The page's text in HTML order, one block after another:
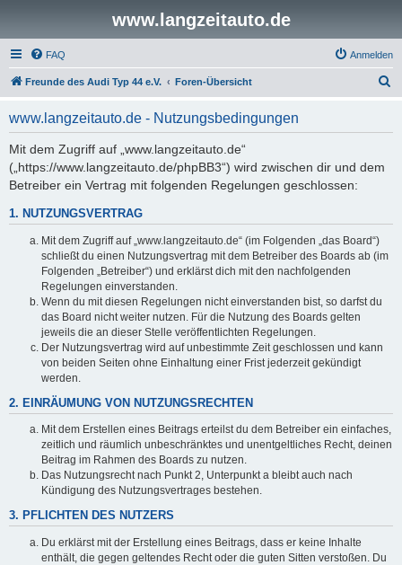
www.langzeitauto.de
FAQ Anmelden
Freunde des Audi Typ 44 e.V. Foren-Übersicht
www.langzeitauto.de - Nutzungsbedingungen
Mit dem Zugriff auf „www.langzeitauto.de“
(„https://www.langzeitauto.de/phpBB3“) wird zwischen dir und dem
Betreiber ein Vertrag mit folgenden Regelungen geschlossen:
1. NUTZUNGSVERTRAG
Mit dem Zugriff auf „www.langzeitauto.de“ (im Folgenden „das Board“)
schließt du einen Nutzungsvertrag mit dem Betreiber des Boards ab (im
Folgenden „Betreiber“) und erklärst dich mit den nachfolgenden
Regelungen einverstanden.
Wenn du mit diesen Regelungen nicht einverstanden bist, so darfst du
das Board nicht weiter nutzen. Für die Nutzung des Boards gelten
jeweils die an dieser Stelle veröffentlichten Regelungen.
Der Nutzungsvertrag wird auf unbestimmte Zeit geschlossen und kann
von beiden Seiten ohne Einhaltung einer Frist jederzeit gekündigt
werden.
2. EINRÄUMUNG VON NUTZUNGSRECHTEN
Mit dem Erstellen eines Beitrags erteilst du dem Betreiber ein einfaches,
zeitlich und räumlich unbeschränktes und unentgeltliches Recht, deinen
Beitrag im Rahmen des Boards zu nutzen.
Das Nutzungsrecht nach Punkt 2, Unterpunkt a bleibt auch nach
Kündigung des Nutzungsvertrages bestehen.
3. PFLICHTEN DES NUTZERS
Du erklärst mit der Erstellung eines Beitrags, dass er keine Inhalte
enthält, die gegen geltendes Recht oder die guten Sitten verstoßen. Du